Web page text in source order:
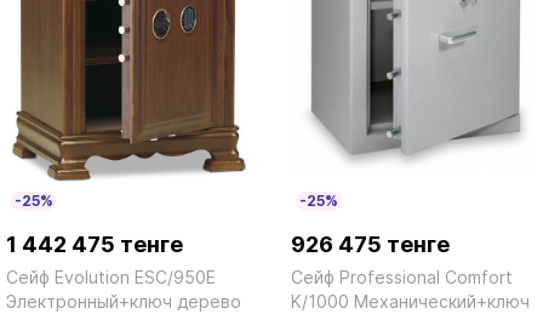
-25%
1 442 475 тенге
Сейф Evolution ESC/950E
Электронный+ключ дерево
-25%
926 475 тенге
Сейф Professional Сomfort
K/1000 Механический+ключ